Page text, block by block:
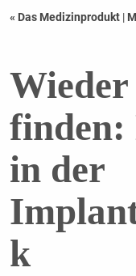
« Das Medizinprodukt |
finden:
in der
k